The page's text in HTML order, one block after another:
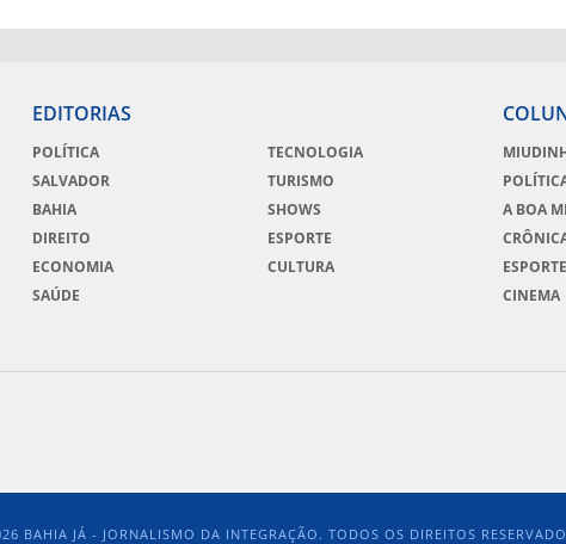
EDITORIAS
POLÍTICA
SALVADOR
BAHIA
DIREITO
ECONOMIA
SAÚDE
TECNOLOGIA
TURISMO
SHOWS
ESPORTE
CULTURA
A BOA
CINEMA
BAHIA JÁ - JORNALISMO DA INTEGRAÇÃO. TODOS OS DIREITOS